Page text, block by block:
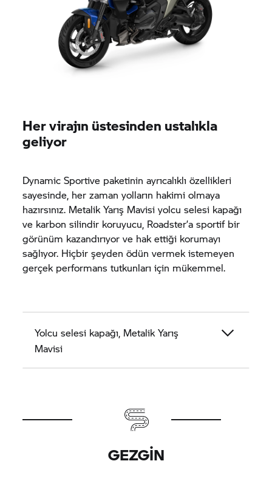
Her virajın üstesinden ustalıkla
geliyor
Dynamic Sportive paketinin ayrıcalıklı özellikleri
sayesinde, her zaman yolların hakimi olmaya
hazırsınız. Metalik Yarış Mavisi yolcu selesi kapağı
ve karbon silindir koruyucu, Roadster’a sportif bir
görünüm kazandırıyor ve hak ettiği korumayı
sağlıyor. Hiçbir şeyden ödün vermek istemeyen
gerçek performans tutkunları için mükemmel.
Yolcu selesi kapağı, Metalik Yarış
Mavisi
GEZGIN